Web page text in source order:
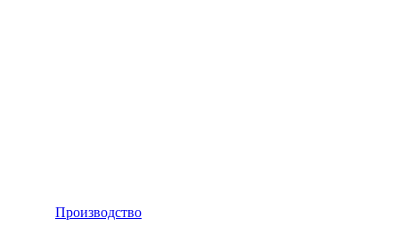
Производство